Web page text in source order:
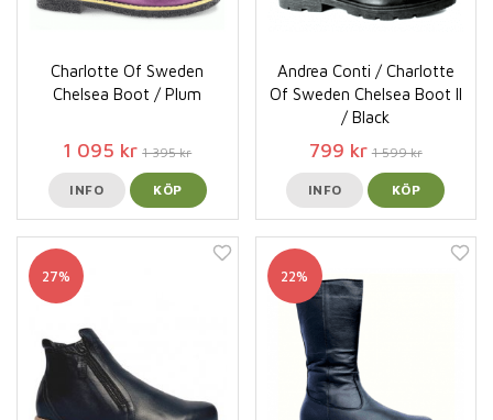
Charlotte Of Sweden
Chelsea Boot / Plum
1 095 kr 1 395 kr
INFO KÖP
Andrea Conti / Charlotte
Of Sweden Chelsea Boot ll
/ Black
799 kr 1 599 kr
INFO KÖP
27% 22%